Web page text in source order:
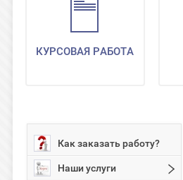
КУРСОВАЯ РАБОТА
Как заказать работу?
Наши услуги